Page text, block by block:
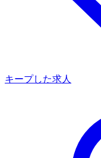
キープした求人